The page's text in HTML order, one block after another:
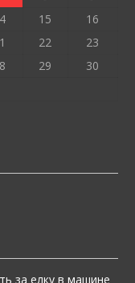
15
16
22
23
29
30
за елку в машине